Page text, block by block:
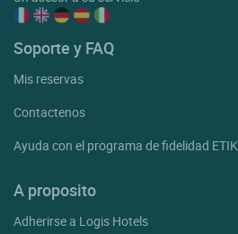
Soporte y FAQ
Mis reservas
Contactenos
Ayuda con el programa de fidelidad ETIK
A proposito
Adherirse a Logis Hotels